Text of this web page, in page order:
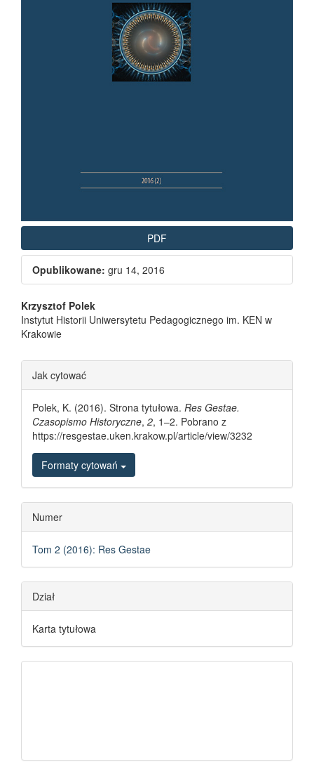
PDF
Opublikowane: gru 14, 2016
Main Article Content
Krzysztof Polek
Instytut Historii Uniwersytetu Pedagogicznego im. KEN w
Krakowie
Article Details
Jak cytować
Polek, K. (2016). Strona tytułowa. Res Gestae.
Czasopismo Historyczne, 2, 1–2. Pobrano z
https://resgestae.uken.krakow.pl/article/view/3232
Formaty cytowań
Numer
Tom 2 (2016): Res Gestae
Dział
Karta tytułowa